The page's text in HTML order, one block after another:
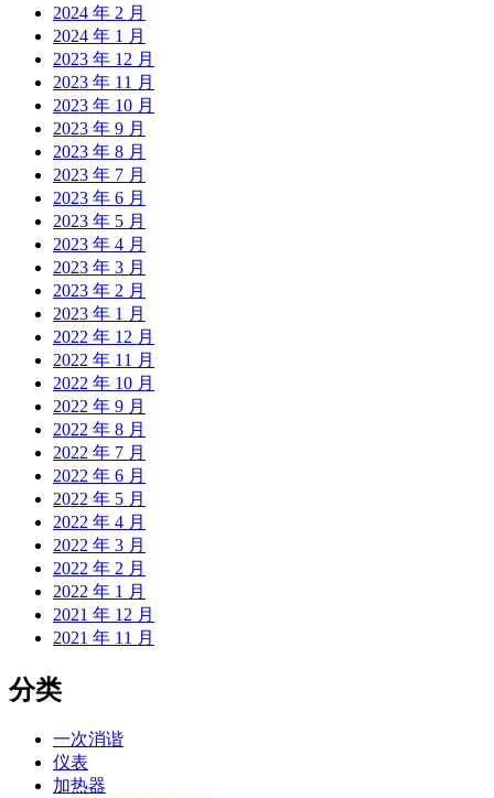
2024 年 2 月
2024 年 1 月
2023 年 12 月
2023 年 11 月
2023 年 10 月
2023 年 9 月
2023 年 8 月
2023 年 7 月
2023 年 6 月
2023 年 5 月
2023 年 4 月
2023 年 3 月
2023 年 2 月
2023 年 1 月
2022 年 12 月
2022 年 11 月
2022 年 10 月
2022 年 9 月
2022 年 8 月
2022 年 7 月
2022 年 6 月
2022 年 5 月
2022 年 4 月
2022 年 3 月
2022 年 2 月
2022 年 1 月
2021 年 12 月
2021 年 11 月
分类
一次消谐
仪表
加热器